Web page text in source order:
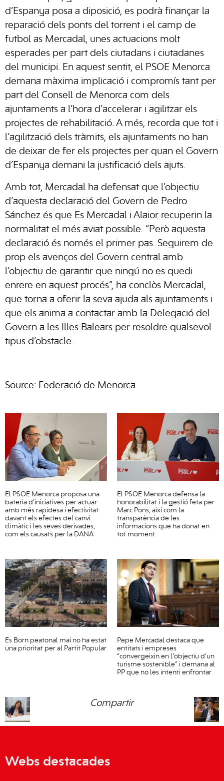
d’Espanya posa a diposició, es podrà finançar la
reparació dels ponts del torrent i el camp de
futbol as Mercadal, unes actuacions molt
esperades per part dels ciutadans i ciutadanes
del municipi. En aquest sentit, el PSOE Menorca
demana màxima implicació i compromís tant per
part del Consell de Menorca com dels
ajuntaments a l’hora d’accelerar i agilitzar els
projectes de rehabilitació. A més, recorda que tot i
l’agilització dels tràmits, els ajuntaments no han
de deixar de fer els projectes per quan el Govern
d’Espanya demani la justificació dels ajuts.
Amb tot, Mercadal ha defensat que l’objectiu
d’aquesta declaració del Govern de Pedro
Sánchez és que Es Mercadal i Alaior recuperin la
normalitat el més aviat possible. “Però aquesta
declaració és només el primer pas. Seguirem de
prop els avenços del Govern central amb
l’objectiu de garantir que ningú no es quedi
enrere en aquest procés”, ha conclòs Mercadal,
que torna a oferir la seva ajuda als ajuntaments i
que els anima a contactar amb la Delegació del
Govern a les Illes Balears per resoldre qualsevol
tipus d’obstacle.
Source: Federació de Menorca
El PSOE Menorca proposa una
bateria d’iniciatives per actuar
amb més rapidesa i efectivitat
davant els efectes del canvi
climàtic i les seves derivades,
com els causats per la DANA
El PSOE Menorca defensa la
honorabilitat i la gestió feta per
Marc Pons, així com la
transparència de les
informacions que ha donat en
tot moment.
Es Born peatonal mai no ha estat
una prioritat per al Partit Popular
Pepe Mercadal destaca que
entitats i empreses
“convergeixin en l’objectiu d’un
turisme sostenible” i demana al
PP que no les intenti enfrontar
Compartir
Webs destacades